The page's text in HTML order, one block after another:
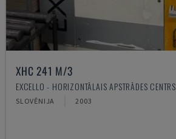
XHC 241 M/3
EXCELLO - HORIZONTĀLAIS APSTRĀDES CENTRS
SLOVĒNIJA 2003